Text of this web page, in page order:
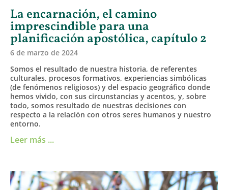
La encarnación, el camino
imprescindible para una
planificación apostólica, capítulo 2
6 de marzo de 2024
Somos el resultado de nuestra historia, de referentes
culturales, procesos formativos, experiencias simbólicas
(de fenómenos religiosos) y del espacio geográfico donde
hemos vivido, con sus circunstancias y acentos, y, sobre
todo, somos resultado de nuestras decisiones con
respecto a la relación con otros seres humanos y nuestro
entorno.
Leer más ...